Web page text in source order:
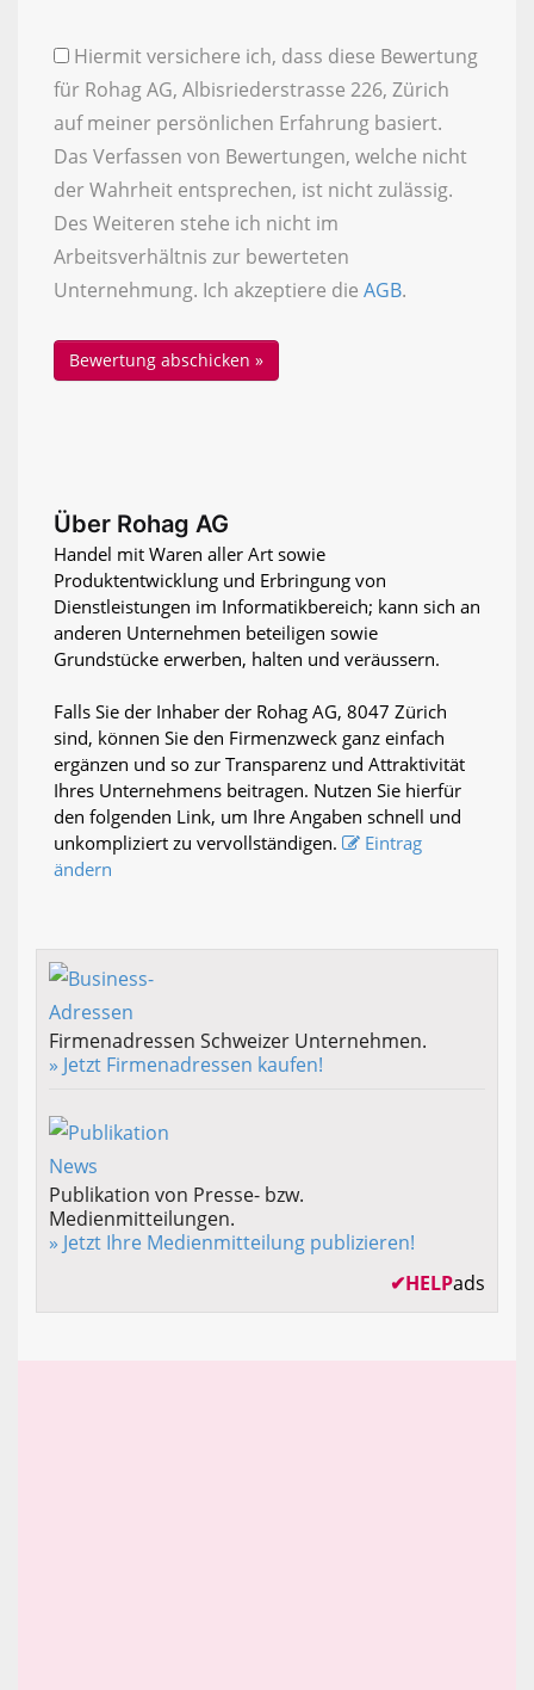
Hiermit versichere ich, dass diese Bewertung
für Rohag AG, Albisriederstrasse 226, Zürich
auf meiner persönlichen Erfahrung basiert.
Das Verfassen von Bewertungen, welche nicht
der Wahrheit entsprechen, ist nicht zulässig.
Des Weiteren stehe ich nicht im
Arbeitsverhältnis zur bewerteten
Unternehmung. Ich akzeptiere die AGB.
Über Rohag AG
Handel mit Waren aller Art sowie
Produktentwicklung und Erbringung von
Dienstleistungen im Informatikbereich; kann sich an
anderen Unternehmen beteiligen sowie
Grundstücke erwerben, halten und veräussern.
Falls Sie der Inhaber der Rohag AG, 8047 Zürich
sind, können Sie den Firmenzweck ganz einfach
ergänzen und so zur Transparenz und Attraktivität
Ihres Unternehmens beitragen. Nutzen Sie hierfür
den folgenden Link, um Ihre Angaben schnell und
unkompliziert zu vervollständigen.
Eintrag
ändern
Firmenadressen Schweizer Unternehmen.
» Jetzt Firmenadressen kaufen!
Publikation von Presse- bzw.
Medienmitteilungen.
» Jetzt Ihre Medienmitteilung publizieren!
✔HELPads